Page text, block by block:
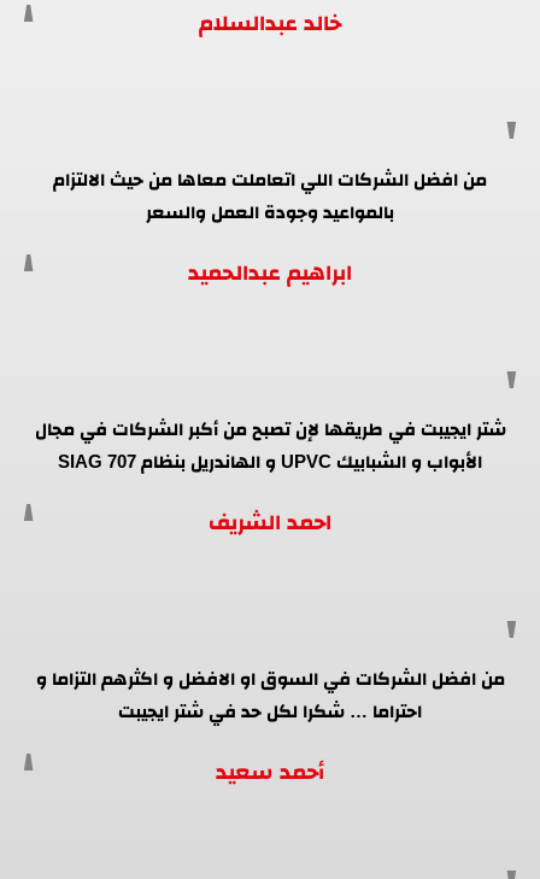
خالد عبدالسلام
من افضل الشركات اللي اتعاملت معاها من حيث الالتزام
بالمواعيد وجودة العمل والسعر
ابراهيم عبدالحميد
شتر ايجيبت في طريقها لإن تصبح من أكبر الشركات في مجال
الأبواب و الشبابيك UPVC و الهاندريل بنظام SIAG 707
احمد الشريف
من افضل الشركات في السوق او الافضل و اكثرهم التزاما و
احتراما … شكرا لكل حد في شتر ايجيبت
أحمد سعيد